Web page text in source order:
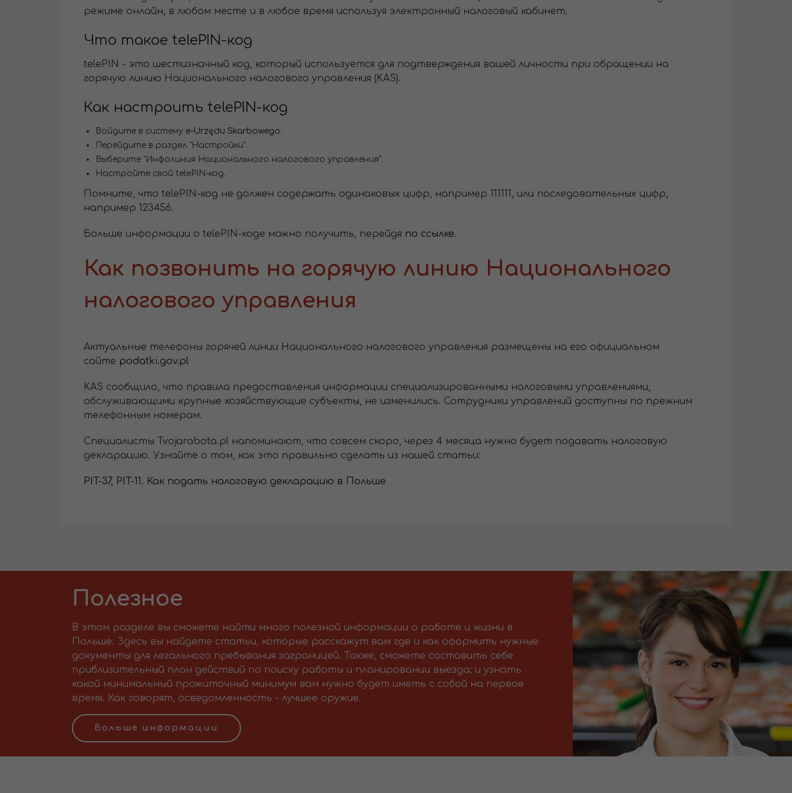
режиме онлайн, в любом месте и в любое время используя электронный налоговый кабинет.
Что такое telePIN-код
telePIN - это шестизначный код, который используется для подтверждения вашей личности при обращении на
горячую линию Национального налогового управления (KAS).
Как настроить telePIN-код
Войдите в систему e-Urzędu Skarbowego.
Перейдите в раздел "Настройки".
Выберите "Инфолиния Национального налогового управления".
Настройте свой telePIN-код.
Помните, что telePIN-код не должен содержать одинаковых цифр, например 111111, или последовательных цифр,
например 123456.
Больше информации о telePIN-коде можно получить, перейдя по ссылке.
Как позвонить на горячую линию Национального
налогового управления
Актуальные телефоны горячей линии Национального налогового управления размещены на его официальном
сайте podatki.gov.pl
KAS сообщило, что правила предоставления информации специализированными налоговыми управлениями,
обслуживающими крупные хозяйствующие субъекты, не изменились. Сотрудники управлений доступны по прежним
телефонным номерам.
Специалисты Tvojarabota.pl напоминают, что совсем скоро, через 4 месяца нужно будет подавать налоговую
декларацию. Узнайте о том, как это правильно сделать из нашей статьи:
PIT-37, PIT-11. Как подать налоговую декларацию в Польше
Полезное
В этом разделе вы сможете найти много полезной информации о работе и жизни в
Польше. Здесь вы найдете статьи, которые расскажут вам где и как оформить нужные
документы для легального пребывания заграницей. Также, сможете составить себе
приблизительный план действий по поиску работы и планировании выезда; и узнать
какой минимальный прожиточный минимум вам нужно будет иметь с собой на первое
время. Как говорят, осведомленность - лучшее оружие.
Больше информации